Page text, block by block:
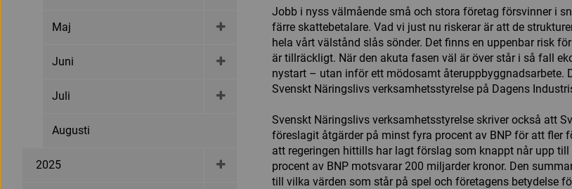
Maj
Juni
Juli
Augusti
2025
Jobb i nyss välmående små och stora företag försvinner i
färre skattebetalare. Vad vi just nu riskerar är att de
hela vårt välstånd slås sönder. Det finns en uppenbar risk
är tillräckligt. När den akuta fasen väl är över står i så fall
nystart – utan inför ett mödosamt återuppbyggnadsarbete.
Svenskt Näringslivs verksamhetsstyrelse på Dagens
Svenskt Näringslivs verksamhetsstyrelse skriver också att
föreslagit åtgärder på minst fyra procent av BNP för att fler
att regeringen hittills har lagt förslag som knappt når upp
procent av BNP motsvarar 200 miljarder kronor. Den
till vilka värden som står på spel och företagens betydelse